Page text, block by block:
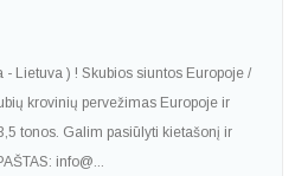
Lietuva ) ! Skubios siuntos Europoje /
krovinių pervežimas Europoje ir
tonos. Galim pasiūlyti kietašonį ir
info@...